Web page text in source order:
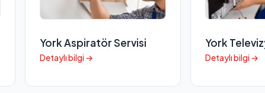
York Aspiratör Servisi
Detaylı bilgi →
York
Detaylı bilgi →